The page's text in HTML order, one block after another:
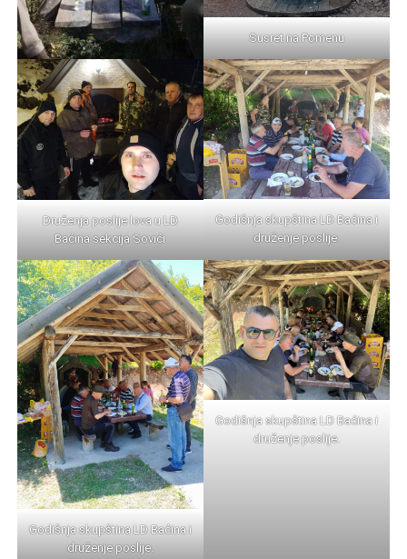
Susret na Pomenu
Druženja poslije lova u LD
Baćina sekcija Sovići
Godišnja skupština LD Baćina i
druženje poslije.
Godišnja skupština LD Baćina i
druženje poslije.
Godišnja skupština LD Baćina i
druženje poslije.